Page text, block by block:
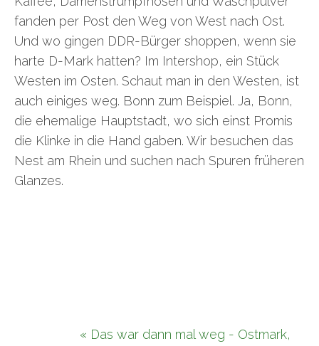
fanden per Post den Weg von West nach Ost.
Und wo gingen DDR-Bürger shoppen, wenn sie
harte D-Mark hatten? Im Intershop, ein Stück
Westen im Osten. Schaut man in den Westen, ist
auch einiges weg. Bonn zum Beispiel. Ja, Bonn,
die ehemalige Hauptstadt, wo sich einst Promis
die Klinke in die Hand gaben. Wir besuchen das
Nest am Rhein und suchen nach Spuren früheren
Glanzes.
« Das war dann mal weg - Ostmark,